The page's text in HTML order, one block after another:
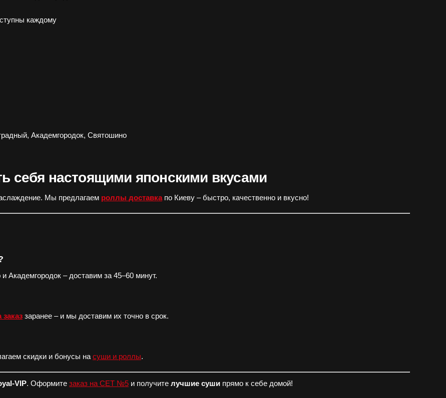
каждому
Академгородок, Святошино
себя настоящими японскими вкусами
Мы предлагаем роллы доставкапо Киеву – быстро, качественно и вкусно!
– доставим за 45–60 минут.
заранее – и мы доставим их точно в срок.
скидки и бонусы на суши и роллы.
VIP. Оформите заказ на СЕТ №5 и получите лучшие суши прямо к себе домой!